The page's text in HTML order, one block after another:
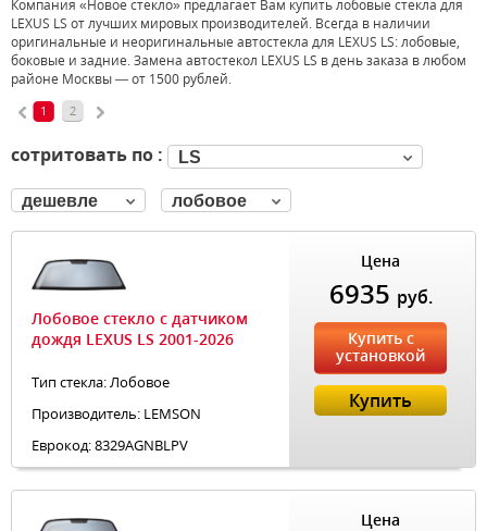
Компания «Новое стекло» предлагает Вам купить лобовые стекла для
LEXUS LS от лучших мировых производителей. Всегда в наличии
оригинальные и неоригинальные автостекла для LEXUS LS: лобовые,
боковые и задние. Замена автостекол LEXUS LS в день заказа в любом
районе Москвы — от 1500 рублей.
1 2
сотритовать по : LS
дешевле лобовое
Лобовое стекло с датчиком
дождя LEXUS LS 2001-2026
Тип стекла: Лобовое
Производитель: LEMSON
Еврокод: 8329AGNBLPV
Цена
6935 руб.
Купить с
установкой
Купить
Цена